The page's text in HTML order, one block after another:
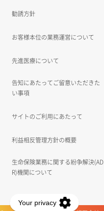
勧誘方針
お客様本位の業務運営について
先進医療について
告知にあたってご留意いただきた
い事項
サイトのご利用にあたって
利益相反管理方針の概要
生命保険業務に関する紛争解決(AD
R)機関について